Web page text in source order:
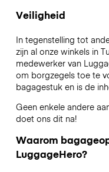
Veiligheid
In tegenstelling tot
zijn al onze winkels in
medewerker van
om borgzegels toe te
bagagestuk en is de
Geen enkele andere
doet ons dit na!
Waarom
LuggageHero?